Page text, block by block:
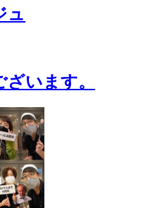
ュ
います。